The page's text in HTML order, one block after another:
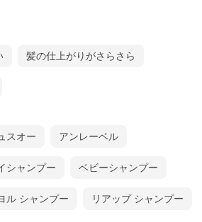
髪の仕上がりがさらさら
スオー アンレーベル
シャンプー ベビーシャンプー
ル シャンプー リアップ シャンプー